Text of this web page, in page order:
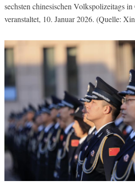
sechsten chinesischen Volkspolizeitags
veranstaltet, 10. Januar 2026. (Quelle: